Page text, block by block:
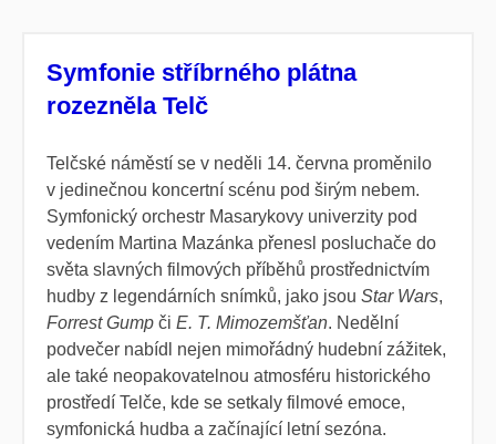
Symfonie stříbrného plátna
rozezněla Telč
Telčské náměstí se v neděli 14. června proměnilo
v jedinečnou koncertní scénu pod širým nebem.
Symfonický orchestr Masarykovy univerzity pod
vedením Martina Mazánka přenesl posluchače do
světa slavných filmových příběhů prostřednictvím
hudby z legendárních snímků, jako jsou Star Wars,
Forrest Gump či E. T. Mimozemšťan. Nedělní
podvečer nabídl nejen mimořádný hudební zážitek,
ale také neopakovatelnou atmosféru historického
prostředí Telče, kde se setkaly filmové emoce,
symfonická hudba a začínající letní sezóna.